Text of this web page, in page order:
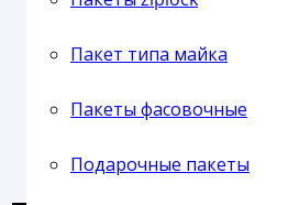
Пакет типа майка
Пакеты фасовочные
Подарочные пакеты